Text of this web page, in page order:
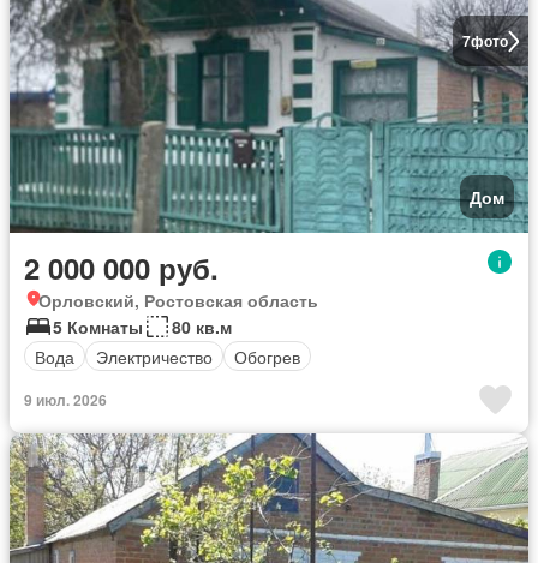
7фото
Дом
2 000 000 руб.
Орловский, Ростовская область
5 Комнаты
80 кв.м
Вода
Электричество Обогрев
9 июл. 2026